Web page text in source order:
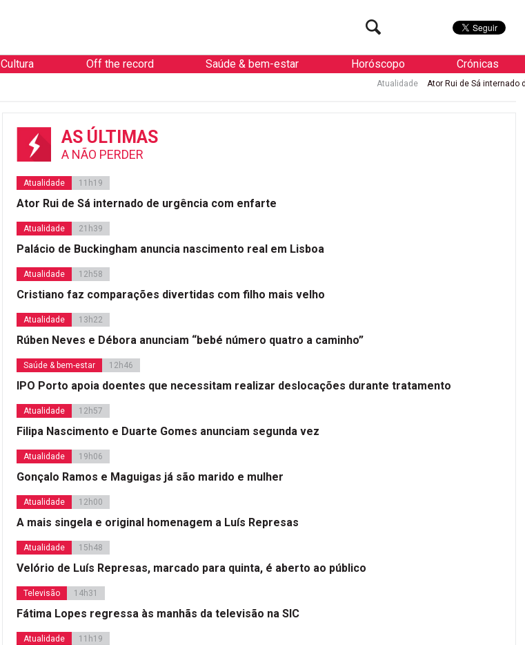
Cultura Off the record Saúde & bem-estar Horóscopo Crónicas
Ator Rui de Sá internado de urgência com
AS ÚLTIMAS
A NÃO PERDER
Atualidade 11h19
Ator Rui de Sá internado de urgência com enfarte
Atualidade 21h39
Palácio de Buckingham anuncia nascimento real em Lisboa
Atualidade 12h58
Cristiano faz comparações divertidas com filho mais velho
Atualidade 13h22
Rúben Neves e Débora anunciam “bebé número quatro a caminho”
Saúde & bem-estar 12h46
IPO Porto apoia doentes que necessitam realizar deslocações durante tratamento
Atualidade 12h57
Filipa Nascimento e Duarte Gomes anunciam segunda vez
Atualidade 19h06
Gonçalo Ramos e Maguigas já são marido e mulher
Atualidade 12h00
A mais singela e original homenagem a Luís Represas
Atualidade 15h48
Velório de Luís Represas, marcado para quinta, é aberto ao público
Televisão 14h31
Fátima Lopes regressa às manhãs da televisão na SIC
Atualidade 11h19